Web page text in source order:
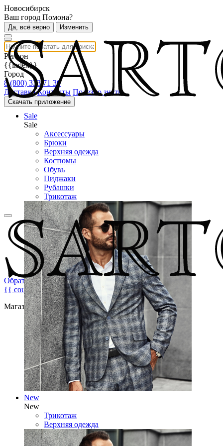
Новосибирск
Ваш город Помона?
Да, всё верно Изменить
Регион
{{index}}
Город
8 (800) 333 71 30
Доставка Контакты Полезно знать
Скачать приложение
Обратная связь
{{ count }}
Магазин брендовой мужской одежды
Sale
Sale
Аксессуары
Брюки
Верхняя одежда
Костюмы
Обувь
Пиджаки
Рубашки
Трикотаж
New
New
Трикотаж
Верхняя одежда